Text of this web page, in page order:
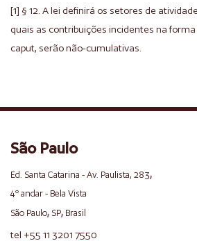
[1] § 12. A lei definirá os setores de
quais as contribuições incidentes na forma
caput, serão não-cumulativas.
São Paulo
Ed. Santa Catarina - Av. Paulista, 283,
4º andar - Bela Vista
São Paulo, SP, Brasil
tel +55 11 3201 7550